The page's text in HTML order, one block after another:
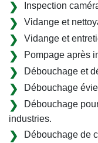
Inspection
Vidange et
Vidange et
Pompage après
Débouchage et
Débouchage
Débouchage
industries.
Débouchage de